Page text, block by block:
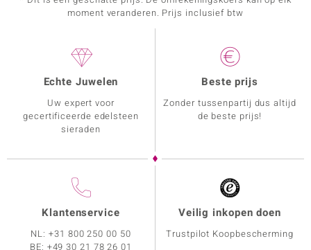
moment veranderen. Prijs inclusief btw
Echte Juwelen
Uw expert voor
gecertificeerde edelsteen
sieraden
Beste prijs
Zonder tussenpartij dus altijd
de beste prijs!
Klantenservice
NL:+31 800 250 00 50
BE: +49 30 21 78 26 01
Veilig inkopen doen
Trustpilot Koopbescherming